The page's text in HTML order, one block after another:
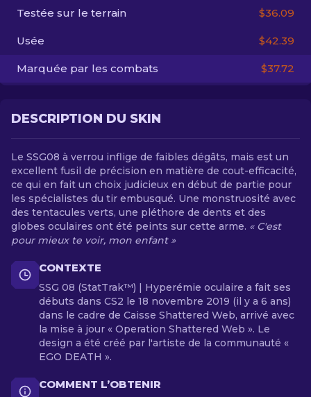
Testée sur le terrain $36.09
Usée $42.39
Marquée par les combats $37.72
DESCRIPTION DU SKIN
Le SSG08 à verrou inflige de faibles dégâts, mais est un
excellent fusil de précision en matière de cout-efficacité,
ce qui en fait un choix judicieux en début de partie pour
les spécialistes du tir embusqué. Une monstruosité avec
des tentacules verts, une pléthore de dents et des
globes oculaires ont été peints sur cette arme. « C'est
pour mieux te voir, mon enfant »
CONTEXTE
SSG 08 (StatTrak™) | Hyperémie oculaire a fait ses
débuts dans CS2 le 18 novembre 2019 (il y a 6 ans)
dans le cadre de Caisse Shattered Web, arrivé avec
la mise à jour « Operation Shattered Web ». Le
design a été créé par l'artiste de la communauté «
EGO DEATH ».
COMMENT L’OBTENIR